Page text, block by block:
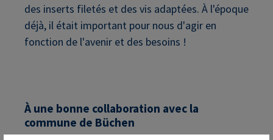
des inserts filetés et des vis adaptées. À l'époque
déjà, il était important pour nous d'agir en
fonction de l'avenir et des besoins !
À une bonne collaboration avec la
commune de Büchen